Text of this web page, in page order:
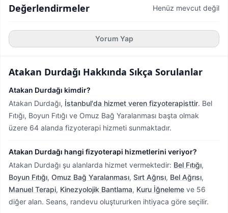
Değerlendirmeler Henüz mevcut değil
Yorum Yap
Atakan Durdağı Hakkında Sıkça Sorulanlar
Atakan Durdağı kimdir?
Atakan Durdağı, İstanbul'da hizmet veren fizyoterapisttir. Bel
Fıtığı, Boyun Fıtığı ve Omuz Bağ Yaralanması başta olmak
üzere 64 alanda fizyoterapi hizmeti sunmaktadır.
Atakan Durdağı hangi fizyoterapi hizmetlerini veriyor?
Atakan Durdağı şu alanlarda hizmet vermektedir: Bel Fıtığı,
Boyun Fıtığı, Omuz Bağ Yaralanması, Sırt Ağrısı, Bel Ağrısı,
Manuel Terapi, Kinezyolojik Bantlama, Kuru İğneleme ve 56
diğer alan. Seans, randevu oluştururken ihtiyaca göre seçilir.